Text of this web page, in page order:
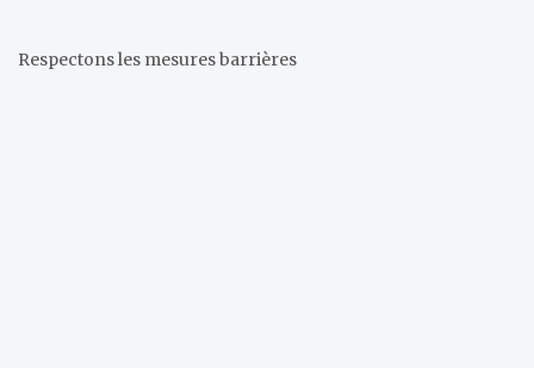
Respectons les mesures barrières